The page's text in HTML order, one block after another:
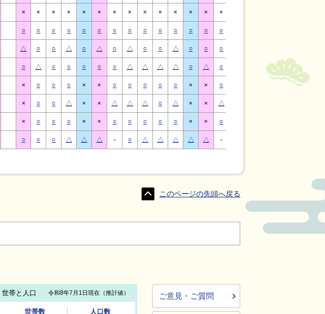
× × × × × × × × × × × × × ×
○ ○ ○ ○ ○ ○ ○ ○ ○ ○ ○ ○ ○ ○
△ ○ ○ △ ○ △ ○ △ ○ ○ △ ○ ○ ○
○ △ ○ ○ ○ ○ ○ △ △ △ △ ○ △ ○ △ △ ○
× ○ ○ ○ × × ○ ○ ○ ○ ○ × × ○ ×
× ○ ○ △ × × △ △ △ ○ △ × × △
× ○ ○ ○ × × ○ ○ ○ ○ ○ × × ○
○ ○ ○ △ △ △ - ○ △ △ △ △ △ -
このページの先頭へ戻る
ご意見・ご質問